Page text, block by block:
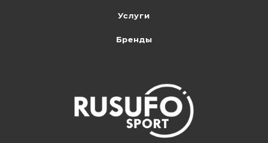
Услуги
Бренды